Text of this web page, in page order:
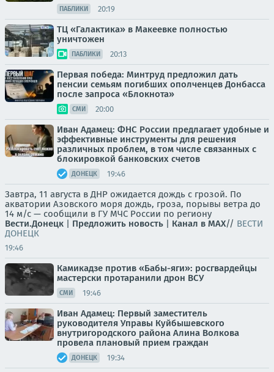
ПАБЛИКИ 20:19
ТЦ «Галактика» в Макеевке полностью
уничтожен
ПАБЛИКИ 20:13
Первая победа: Минтруд предложил дать
пенсии семьям погибших ополченцев Донбасса
после запроса «Блокнота»
СМИ 20:00
Иван Адамец: ФНС России предлагает удобные и
эффективные инструменты для решения
различных проблем, в том числе связанных с
блокировкой банковских счетов
ДОНЕЦК 19:46
Завтра, 11 августа в ДНР ожидается дождь с грозой. По
акватории Азовского моря дождь, гроза, порывы ветра до
14 м/с — сообщили в ГУ МЧС России по региону
Вести.Донецк | Предложить новость | Канал в MAX// ВЕСТИ
ДОНЕЦК
19:46
Камикадзе против «Бабы-яги»: росгвардейцы
мастерски протаранили дрон ВСУ
СМИ 19:46
Иван Адамец: Первый заместитель
руководителя Управы Куйбышевского
внутригородского района Алина Волкова
провела плановый прием граждан
ДОНЕЦК 19:34